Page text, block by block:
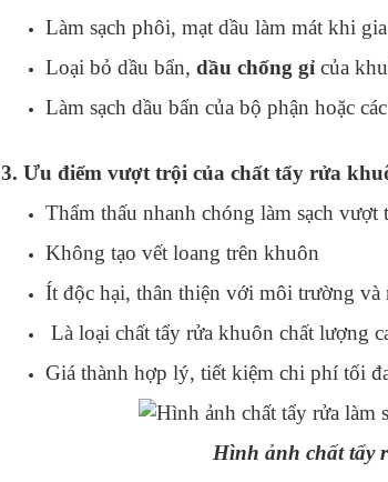
Làm sạch phôi, mạt dầu làm mát khi
Loại bỏ dầu bẩn, dầu chống gỉ của
Làm sạch dầu bẩn của bộ phận hoặc
3. Ưu điểm vượt trội của chất tẩy rửa
Thẩm thấu nhanh chóng làm sạch
Không tạo vết loang trên khuôn
Ít độc hại, thân thiện với môi trường và
Là loại chất tẩy rửa khuôn chất lượng
Giá thành hợp lý, tiết kiệm chi phí tối
Hình ảnh chất tẩy